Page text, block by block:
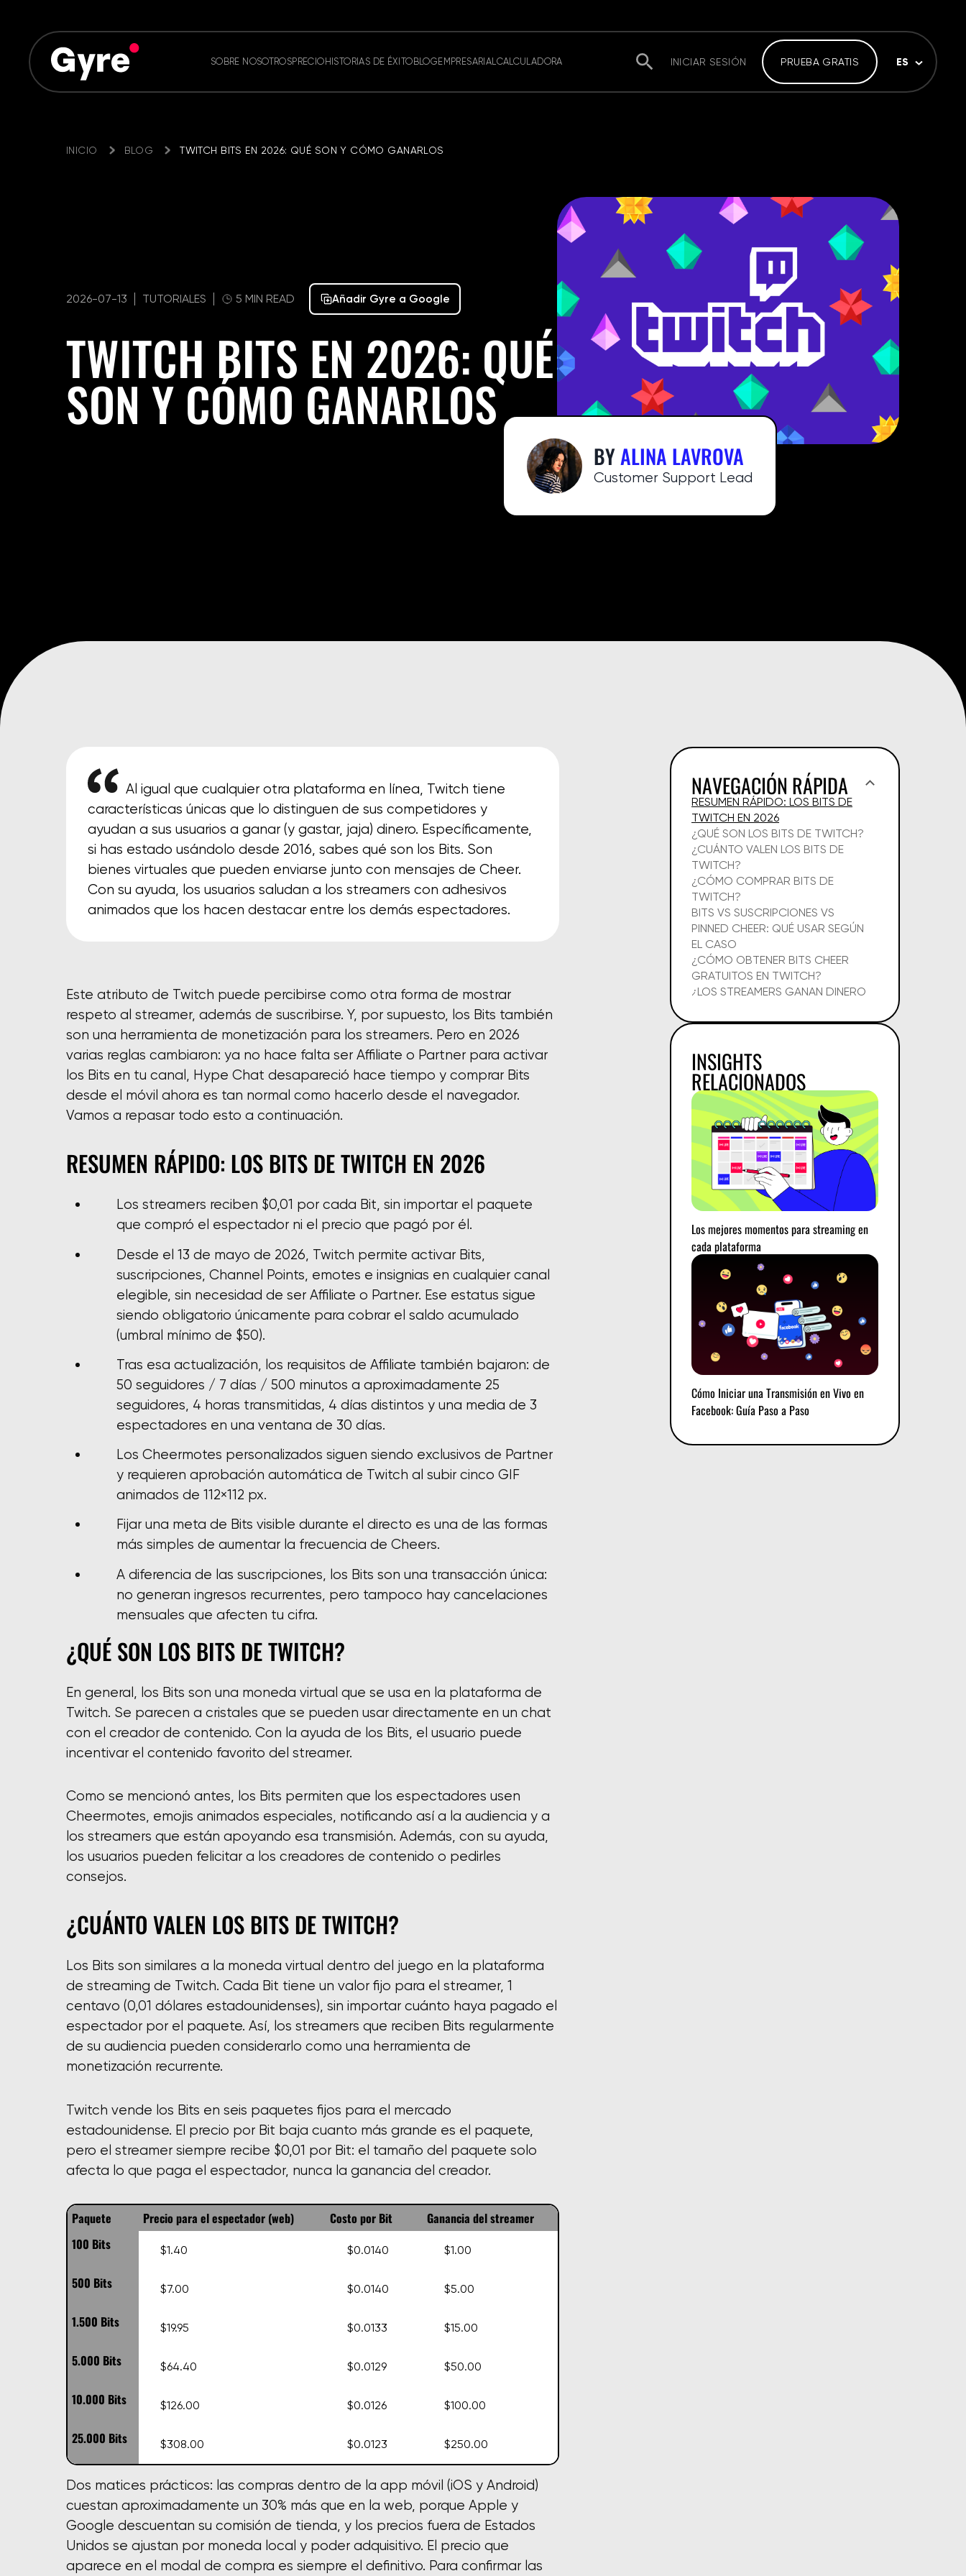
SOBRE NOSOTROSPRECIO HISTORIAS DE ÉXITO BLOG EMPRESARIALCALCULADORA INICIAR SESIÓN PRUEBA GRATIS ES
INICIO BLOG TWITCH BITS EN 2026: QUÉ SON Y CÓMO GANARLOS
2026-07-13 TUTORIALES 5 MIN READ Añadir Gyre a Google
TWITCH BITS EN 2026: QUÉ
SON Y CÓMO GANARLOS
BYALINA LAVROVA
Customer Support Lead
Al igual que cualquier otra plataforma en línea, Twitch tiene
características únicas que lo distinguen de sus competidores y
ayudan a sus usuarios a ganar (y gastar, jaja) dinero. Específicamente,
si has estado usándolo desde 2016, sabes qué son los Bits. Son
bienes virtuales que pueden enviarse junto con mensajes de Cheer.
Con su ayuda, los usuarios saludan a los streamers con adhesivos
animados que los hacen destacar entre los demás espectadores.
Este atributo de Twitch puede percibirse como otra forma de mostrar
respeto al streamer, además de suscribirse. Y, por supuesto, los Bits también
son una herramienta de monetización para los streamers. Pero en 2026
varias reglas cambiaron: ya no hace falta ser Affiliate o Partner para activar
los Bits en tu canal, Hype Chat desapareció hace tiempo y comprar Bits
desde el móvil ahora es tan normal como hacerlo desde el navegador.
Vamos a repasar todo esto a continuación.
RESUMEN RÁPIDO: LOS BITS DE TWITCH EN 2026
Los streamers reciben $0,01 por cada Bit, sin importar el paquete
que compró el espectador ni el precio que pagó por él.
Desde el 13 de mayo de 2026, Twitch permite activar Bits,
suscripciones, Channel Points, emotes e insignias en cualquier canal
elegible, sin necesidad de ser Affiliate o Partner. Ese estatus sigue
siendo obligatorio únicamente para cobrar el saldo acumulado
(umbral mínimo de $50).
Tras esa actualización, los requisitos de Affiliate también bajaron: de
50 seguidores / 7 días / 500 minutos a aproximadamente 25
seguidores, 4 horas transmitidas, 4 días distintos y una media de 3
espectadores en una ventana de 30 días.
Los Cheermotes personalizados siguen siendo exclusivos de Partner
y requieren aprobación automática de Twitch al subir cinco GIF
animados de 112×112 px.
Fijar una meta de Bits visible durante el directo es una de las formas
más simples de aumentar la frecuencia de Cheers.
A diferencia de las suscripciones, los Bits son una transacción única:
no generan ingresos recurrentes, pero tampoco hay cancelaciones
mensuales que afecten tu cifra.
¿QUÉ SON LOS BITS DE TWITCH?
En general, los Bits son una moneda virtual que se usa en la plataforma de
Twitch. Se parecen a cristales que se pueden usar directamente en un chat
con el creador de contenido. Con la ayuda de los Bits, el usuario puede
incentivar el contenido favorito del streamer.
Como se mencionó antes, los Bits permiten que los espectadores usen
Cheermotes, emojis animados especiales, notificando así a la audiencia y a
los streamers que están apoyando esa transmisión. Además, con su ayuda,
los usuarios pueden felicitar a los creadores de contenido o pedirles
consejos.
¿CUÁNTO VALEN LOS BITS DE TWITCH?
Los Bits son similares a la moneda virtual dentro del juego en la plataforma
de streaming de Twitch. Cada Bit tiene un valor fijo para el streamer, 1
centavo (0,01 dólares estadounidenses), sin importar cuánto haya pagado el
espectador por el paquete. Así, los streamers que reciben Bits regularmente
de su audiencia pueden considerarlo como una herramienta de
monetización recurrente.
Twitch vende los Bits en seis paquetes fijos para el mercado
estadounidense. El precio por Bit baja cuanto más grande es el paquete,
pero el streamer siempre recibe $0,01 por Bit: el tamaño del paquete solo
afecta lo que paga el espectador, nunca la ganancia del creador.
Paquete Precio para el espectador (web) Costo por Bit
Ganancia del streamer
100 Bits
$1.40 $0.0140 $1.00
500 Bits $7.00 $0.0140 $5.00
1.500 Bits $19.95 $0.0133 $15.00
5.000 Bits $64.40 $0.0129 $50.00
10.000 Bits $126.00 $0.0126 $100.00
25.000 Bits $308.00 $0.0123 $250.00
Dos matices prácticos: las compras dentro de la app móvil (iOS y Android)
cuestan aproximadamente un 30% más que en la web, porque Apple y
Google descuentan su comisión de tienda, y los precios fuera de Estados
Unidos se ajustan por moneda local y poder adquisitivo. El precio que
aparece en el modal de compra es siempre el definitivo. Para confirmar las
NAVEGACIÓN RÁPIDA
RESUMEN RÁPIDO: LOS BITS DE
TWITCH EN 2026
¿QUÉ SON LOS BITS DE TWITCH?
¿CUÁNTO VALEN LOS BITS DE
TWITCH?
¿CÓMO COMPRAR BITS DE
TWITCH?
BITS VS SUSCRIPCIONES VS
PINNED CHEER: QUÉ USAR SEGÚN
EL CASO
¿CÓMO OBTENER BITS CHEER
GRATUITOS EN TWITCH?
¿LOS STREAMERS GANAN DINERO
CÓMO MOTIVAR A TU AUDIENCIA
CHEERMOTES PERSONALIZADOS:
CÓMO LOS DISEÑAN LOS
PARTNERS
PRINCIPALES CONCLUSIONES
PREGUNTAS FRECUENTES
INSIGHTS
RELACIONADOS
Los mejores momentos para streaming en
cada plataforma
Cómo Iniciar una Transmisión en Vivo en
Facebook: Guía Paso a Paso